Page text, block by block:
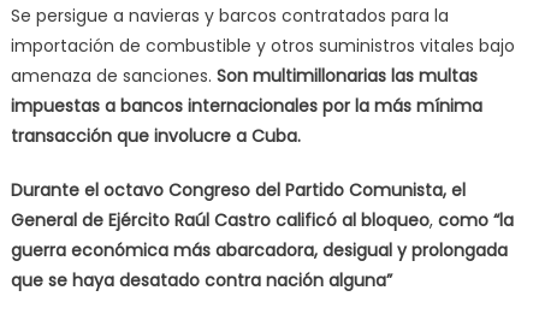
Se persigue a navieras y barcos contratados para la
importación de combustible y otros suministros vitales bajo
amenaza de sanciones. Son multimillonarias las multas
impuestas a bancos internacionales por la más mínima
transacción que involucre a Cuba.
Durante el octavo Congreso del Partido Comunista, el
General de Ejército Raúl Castro calificó al bloqueo, como “la
guerra económica más abarcadora, desigual y prolongada
que se haya desatado contra nación alguna”